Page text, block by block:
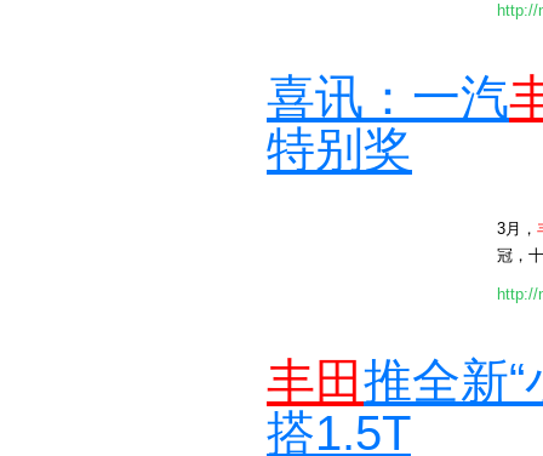
http://
喜讯：一汽
特别奖
3月，
冠，
http://
丰田 推全新
搭1.5T